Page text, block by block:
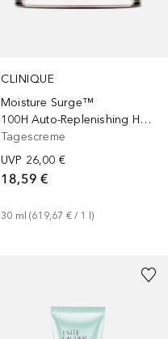
CLINIQUE
Moisture Surge™
100H Auto-Replenishing Hydrator
Tagescreme
UVP 26,00 €
18,59 €
30 ml (619,67 € / 1 l)